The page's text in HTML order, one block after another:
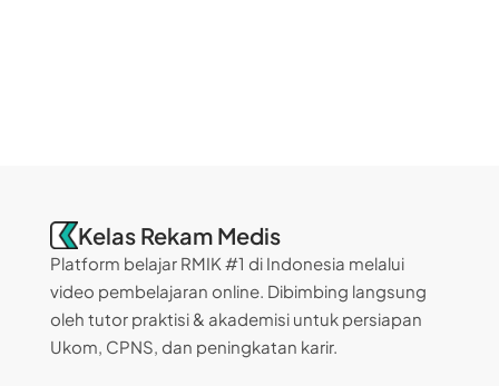
Kelas Rekam Medis
Platform belajar RMIK #1 di Indonesia melalui
video pembelajaran online. Dibimbing langsung
oleh tutor praktisi & akademisi untuk persiapan
Ukom, CPNS, dan peningkatan karir.